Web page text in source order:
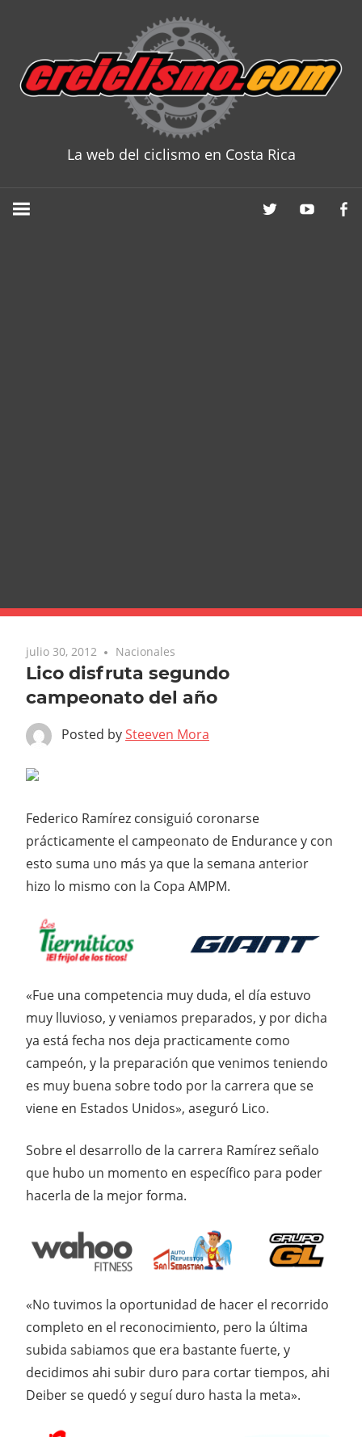
content
La web del ciclismo en Costa Rica
julio 30, 2012 Nacionales
Lico disfruta segundo
campeonato del año
Posted bySteeven Mora
Federico Ramírez consiguió coronarse
prácticamente el campeonato de Endurance y con
esto suma uno más ya que la semana anterior
hizo lo mismo con la Copa AMPM.
«Fue una competencia muy duda, el día estuvo
muy lluvioso, y veniamos preparados, y por dicha
ya está fecha nos deja practicamente como
campeón, y la preparación que venimos teniendo
es muy buena sobre todo por la carrera que se
viene en Estados Unidos», aseguró Lico.
Sobre el desarrollo de la carrera Ramírez señalo
que hubo un momento en específico para poder
hacerla de la mejor forma.
«No tuvimos la oportunidad de hacer el recorrido
completo en el reconocimiento, pero la última
subida sabiamos que era bastante fuerte, y
decidimos ahi subir duro para cortar tiempos, ahi
Deiber se quedó y seguí duro hasta la meta».